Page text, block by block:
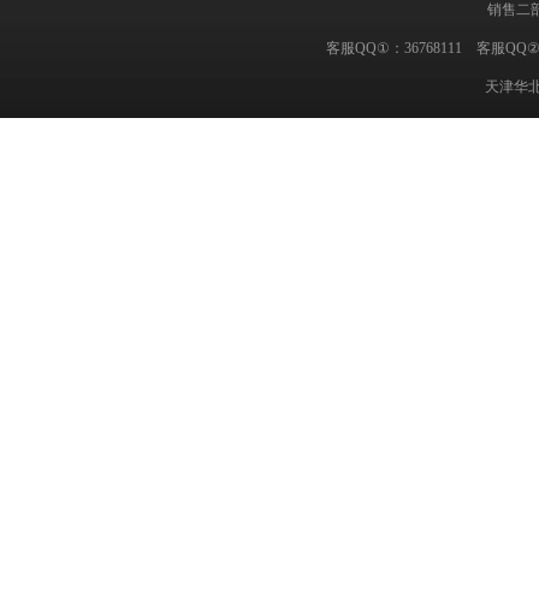
销售二
客服QQ①：36768111 客服
天津华